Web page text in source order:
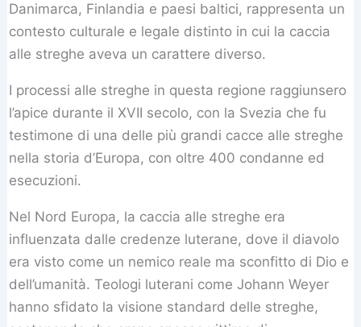
Danimarca, Finlandia e paesi baltici, rappresenta un
contesto culturale e legale distinto in cui la caccia
alle streghe aveva un carattere diverso.
I processi alle streghe in questa regione raggiunsero
l’apice durante il XVII secolo, con la Svezia che fu
testimone di una delle più grandi cacce alle streghe
nella storia d’Europa, con oltre 400 condanne ed
esecuzioni.
Nel Nord Europa, la caccia alle streghe era
influenzata dalle credenze luterane, dove il diavolo
era visto come un nemico reale ma sconfitto di Dio e
dell’umanità. Teologi luterani come Johann Weyer
hanno sfidato la visione standard delle streghe,